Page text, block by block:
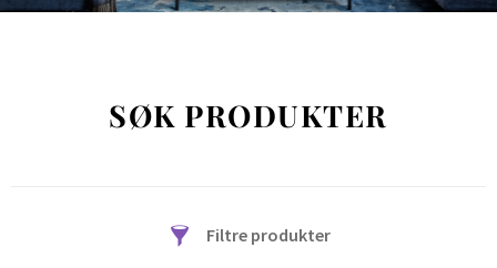
SØK PRODUKTER
Filtre produkter